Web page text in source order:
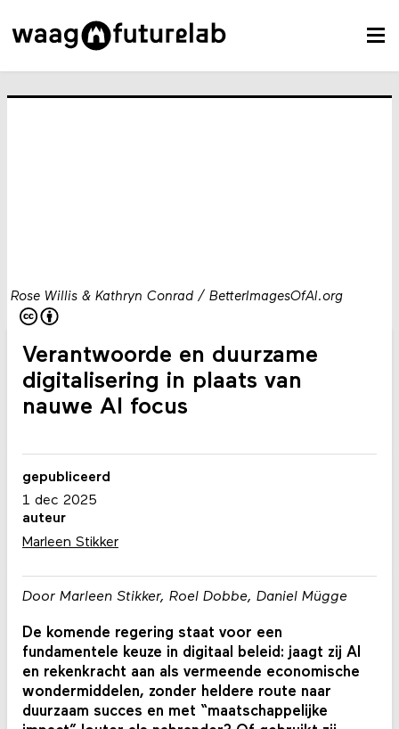
Rose Willis & Kathryn Conrad / BetterImagesOfAI.org
Verantwoorde en duurzame
digitalisering in plaats van
nauwe AI focus
Door Marleen Stikker, Roel Dobbe, Daniel Mügge
De komende regering staat voor een
fundamentele keuze in digitaal beleid: jaagt zij AI
en rekenkracht aan als vermeende economische
wondermiddelen, zonder heldere route naar
duurzaam succes en met “maatschappelijke
gepubliceerd
1 dec 2025
auteur
Marleen Stikker